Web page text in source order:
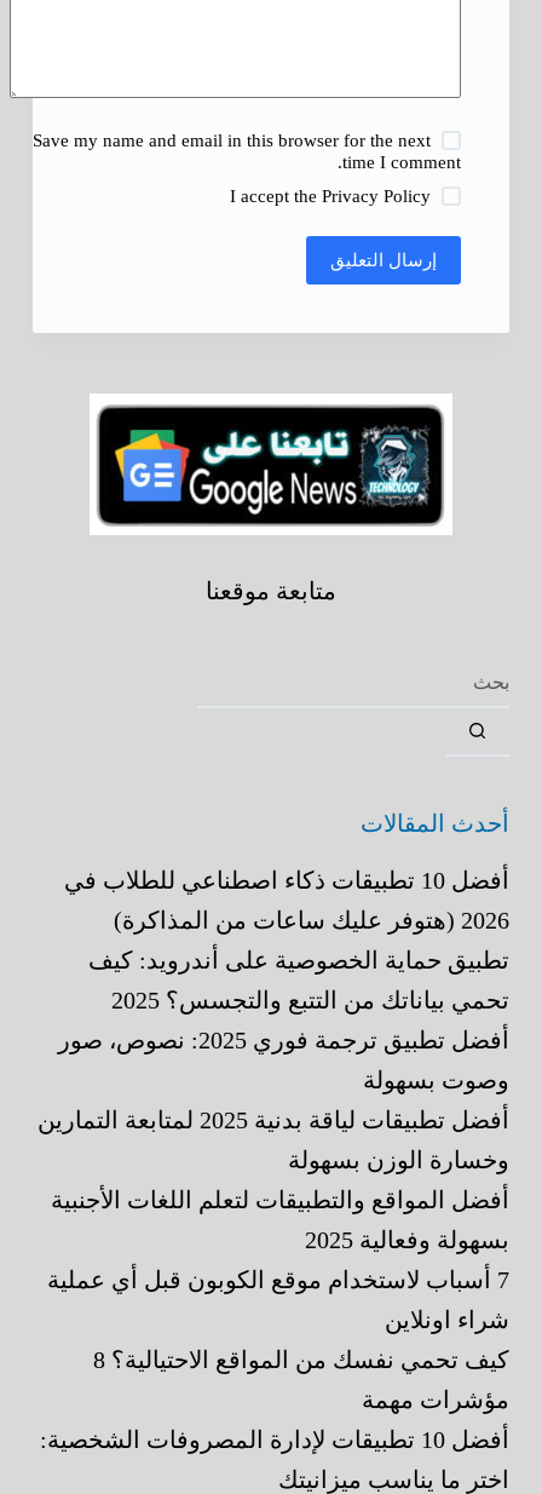
Save my name and email in this browser for the next
time I comment.
I accept the Privacy Policy
إرسال التعليق
متابعة موقعنا
أحدث المقالات
أفضل 10 تطبيقات ذكاء اصطناعي للطلاب في
2026 (هتوفر عليك ساعات من المذاكرة)
تطبيق حماية الخصوصية على أندرويد: كيف
تحمي بياناتك من التتبع والتجسس؟ 2025
أفضل تطبيق ترجمة فوري 2025: نصوص، صور
وصوت بسهولة
أفضل تطبيقات لياقة بدنية 2025 لمتابعة التمارين
وخسارة الوزن بسهولة
أفضل المواقع والتطبيقات لتعلم اللغات الأجنبية
بسهولة وفعالية 2025
7 أسباب لاستخدام موقع الكوبون قبل أي عملية
شراء اونلاين
كيف تحمي نفسك من المواقع الاحتيالية؟ 8
مؤشرات مهمة
أفضل 10 تطبيقات لإدارة المصروفات الشخصية:
اختر ما يناسب ميزانيتك